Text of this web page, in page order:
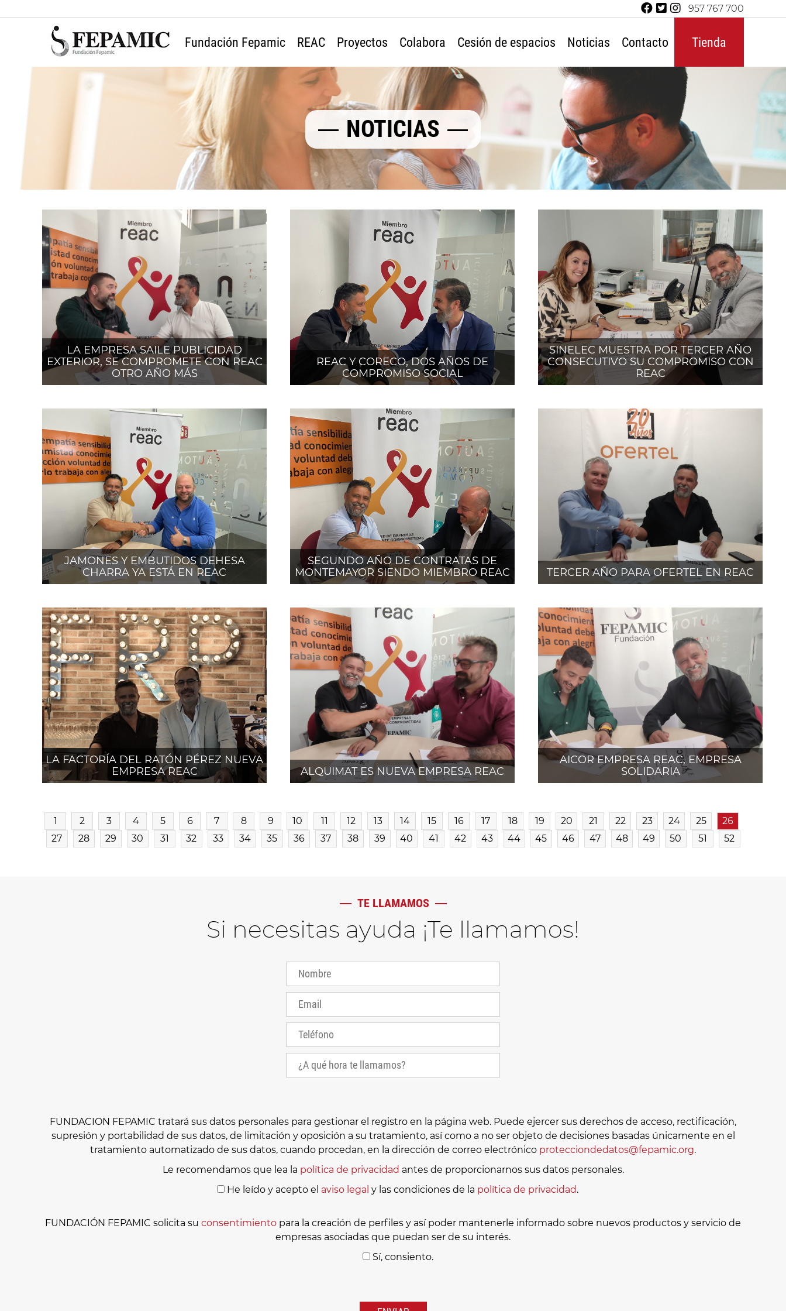
957 767 700
Fundación Fepamic REAC Proyectos Colabora Cesión de espacios Noticias Contacto Tienda
NOTICIAS
LA EMPRESA SAILE PUBLICIDAD
EXTERIOR, SE COMPROMETE CON REAC
OTRO AÑO MÁS
REAC Y CORECO, DOS AÑOS DE
COMPROMISO SOCIAL
SINELEC MUESTRA POR TERCER AÑO
CONSECUTIVO SU COMPROMISO CON
REAC
JAMONES Y EMBUTIDOS DEHESA
CHARRA YA ESTÁ EN REAC
SEGUNDO AÑO DE CONTRATAS DE
MONTEMAYOR SIENDO MIEMBRO REAC
TERCER AÑO PARA OFERTEL EN REAC
LA FACTORÍA DEL RATÓN PÉREZ NUEVA
EMPRESA REAC
ALQUIMAT ES NUEVA EMPRESA REAC
AICOR EMPRESA REAC, EMPRESA
SOLIDARIA
1 2 3 4 5 6 7 8 9 10 11 12 13 14 15 16 17 18 19 20 21 22 23 24 25
26
27
28 29 30 31 32 33 34 35 36 37 38 39 40 41 42 43 44 45 46 47 48 49 50 51 52
TE LLAMAMOS
Si necesitas ayuda ¡Te llamamos!
FUNDACION FEPAMIC tratará sus datos personales para gestionar el registro en la página web. Puede ejercer sus derechos de acceso, rectificación,
supresión y portabilidad de sus datos, de limitación y oposición a su tratamiento, así como a no ser objeto de decisiones basadas únicamente en el
tratamiento automatizado de sus datos, cuando procedan, en la dirección de correo electrónico protecciondedatos@fepamic.org.
Le recomendamos que lea la política de privacidad antes de proporcionarnos sus datos personales.
He leído y acepto el aviso legal y las condiciones de la política de privacidad.
FUNDACIÓN FEPAMIC solicita su consentimiento para la creación de perfiles y así poder mantenerle informado sobre nuevos productos y servicio de
empresas asociadas que puedan ser de su interés.
Sí, consiento.
favor,